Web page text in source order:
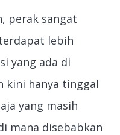
perak sangat
lebih
yang ada di
kini hanya tinggal
yang masih
mana disebabkan